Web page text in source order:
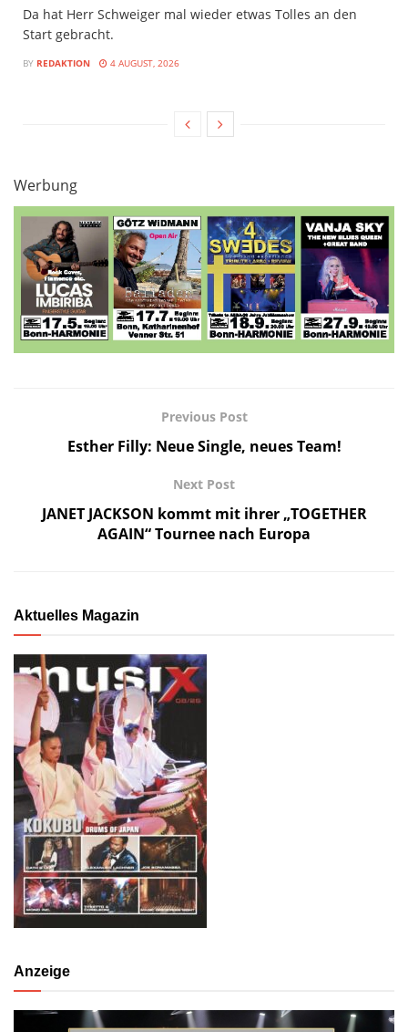
Da hat Herr Schweiger mal wieder etwas Tolles an den
Start gebracht.
BY REDAKTION 4 AUGUST, 2026
Werbung
Previous Post
Esther Filly: Neue Single, neues Team!
Next Post
JANET JACKSON kommt mit ihrer „TOGETHER
AGAIN“ Tournee nach Europa
Aktuelles Magazin
Anzeige